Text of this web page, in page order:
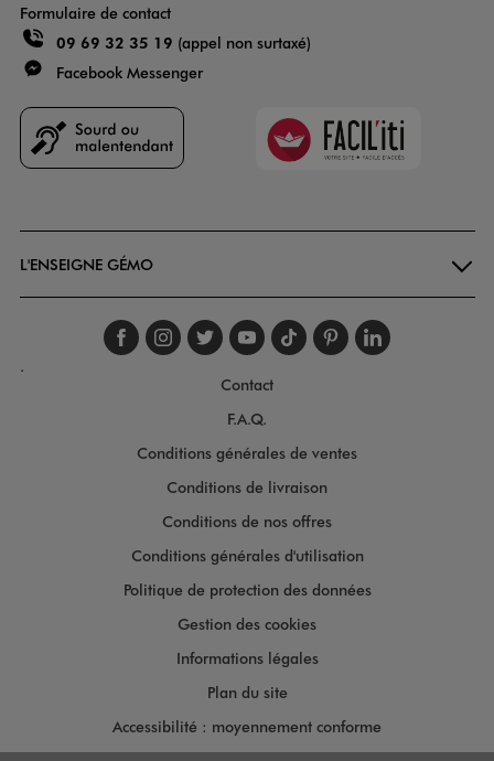
Formulaire de contact
09 69 32 35 19 (appel non surtaxé)
Facebook Messenger
Faciliti
L'ENSEIGNE GÉMO
Suivez-nous sur
Suivez-nous sur
Suivez-nous sur
Suivez-nous
Suivez-nous
Suivez-
.
Contact
F.A.Q.
Conditions générales de ventes
Conditions de livraison
Conditions de nos offres
Conditions générales d'utilisation
Politique de protection des données
Gestion des cookies
Informations légales
Plan du site
Accessibilité : moyennement conforme